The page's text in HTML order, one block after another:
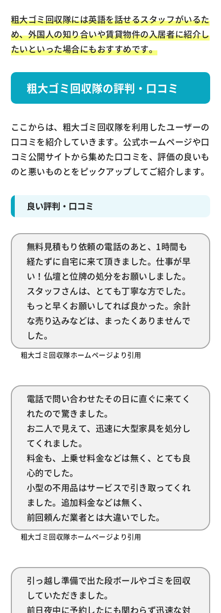
粗大ゴミ回収隊には英語を話せるスタッフがいるた
め、外国人の知り合いや賃貸物件の入居者に紹介し
たいといった場合にもおすすめです。
粗大ゴミ回収隊の評判・口コミ
ここからは、粗大ゴミ回収隊を利用したユーザーの
口コミを紹介していきます。公式ホームページや口
コミ公開サイトから集めた口コミを、評価の良いも
のと悪いものとをピックアップしてご紹介します。
良い評判・口コミ
無料見積もり依頼の電話のあと、1時間も
経たずに自宅に来て頂きました。仕事が早
い！仏壇と位牌の処分をお願いしました。
スタッフさんは、とても丁寧な方でした。
もっと早くお願いしてれば良かった。余計
な売り込みなどは、まったくありませんで
した。
粗大ゴミ回収隊ホームページより引用
電話で問い合わせたその日に直ぐに来てく
れたので驚きました。
お二人で見えて、迅速に大型家具を処分し
てくれました。
料金も、上乗せ料金などは無く、とても良
心的でした。
小型の不用品はサービスで引き取ってくれ
ました。追加料金などは無く、
前回頼んだ業者とは大違いでした。
粗大ゴミ回収隊ホームページより引用
引っ越し準備で出た段ボールやゴミを回収
していただきました。
前日夜中に予約したにも関わらず迅速な対